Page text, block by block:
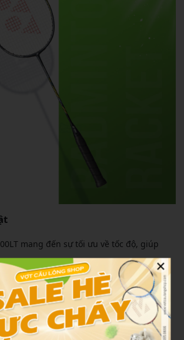
mang đến sự tối ưu về tốc độ, giúp
thế trận hiệu quả hơn.
cực nhanh nhờ trọng lượng nhẹ, hỗ trợ
điều cầu và phòng thủ. Dù nhẹ, vợt vẫn
×